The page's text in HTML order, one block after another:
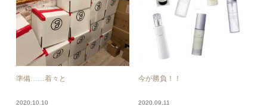
準備……着々と
2020.10.10
今が勝負！！
2020.09.11